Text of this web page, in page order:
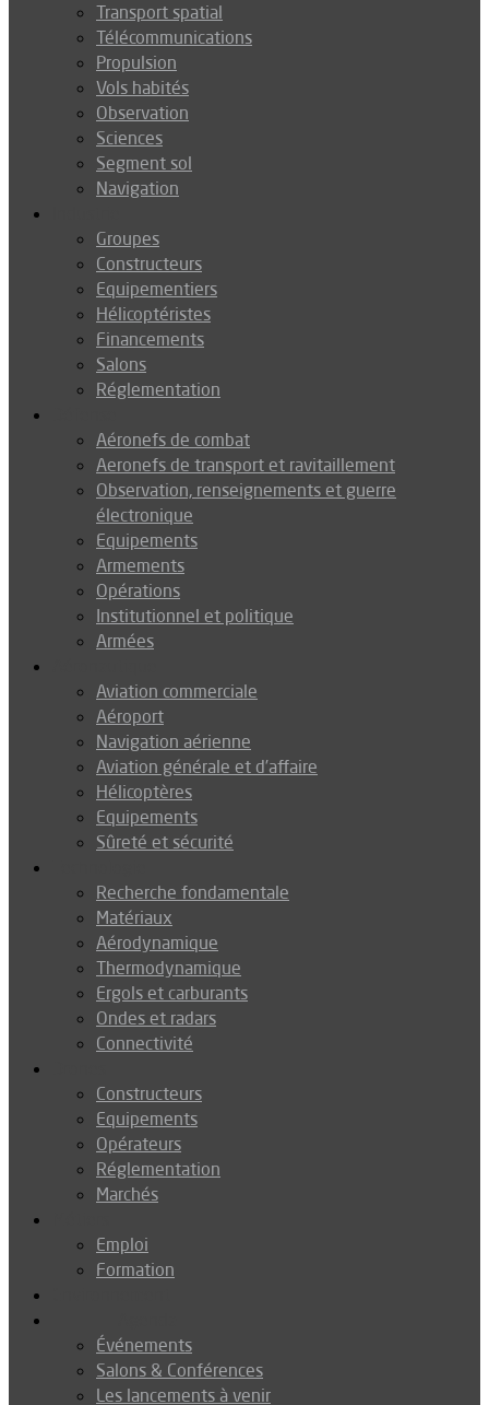
Transport spatial
Télécommunications
Propulsion
Vols habités
Observation
Sciences
Segment sol
Navigation
Groupes
Constructeurs
Equipementiers
Hélicoptéristes
Financements
Salons
Réglementation
Aéronefs de combat
Aeronefs de transport et ravitaillement
Observation, renseignements et guerre
électronique
Equipements
Armements
Opérations
Institutionnel et politique
Armées
Aviation commerciale
Aéroport
Navigation aérienne
Aviation générale et d’affaire
Hélicoptères
Equipements
Sûreté et sécurité
Recherche fondamentale
Matériaux
Aérodynamique
Thermodynamique
Ergols et carburants
Ondes et radars
Connectivité
Constructeurs
Equipements
Opérateurs
Réglementation
Marchés
Emploi
Formation
Événements
Salons & Conférences
Les lancements à venir